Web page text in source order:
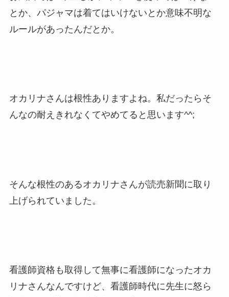
とか、パジャマは着てはいけないとか意味不明な
ルールがあったんだとか。
オカリナさんは根性ありますよね。私だったらそ
んなの耐えきれなくてやめてると思います^^;
そんな根性のあるオカリナさんが読売新聞に取り
上げられていました。
看護師資格も取得して無事に看護師になったオカ
リナさんなんですけど、看護師時代に先生に怒ら